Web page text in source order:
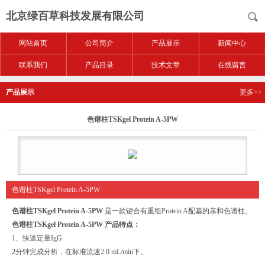
北京绿百草科技发展有限公司
网站首页 公司简介 产品展示 新闻中心
联系我们 产品目录 技术文章 在线留言
产品展示 更多>>
色谱柱TSKgel Protein A-5PW
色谱柱TSKgel Protein A-5PW
色谱柱TSKgel Protein A-5PW 是一款键合有重组Protein A配基的亲和色谱柱。
色谱柱TSKgel Protein A-5PW 产品特点：
1、快速定量IgG
2分钟完成分析，在标准流速2.0 mL/min下。